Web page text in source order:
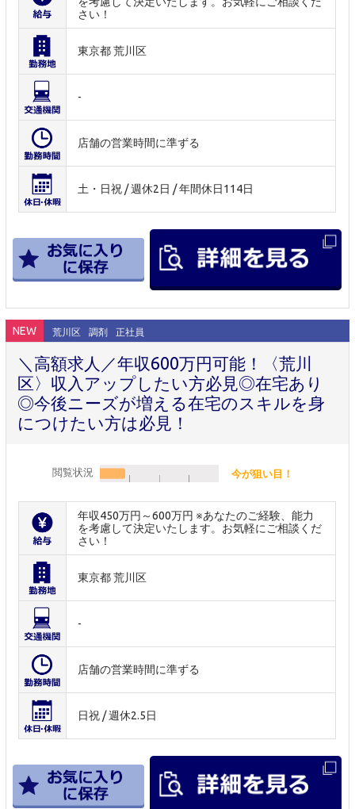
さい！
東京都 荒川区
-
店舗の営業時間に準ずる
土・日祝 / 週休2日 / 年間休日114日
NEW 荒川区 調剤 正社員
＼高額求人／年収600万円可能！〈荒川
区〉収入アップしたい方必見◎在宅あり
◎今後ニーズが増える在宅のスキルを身
につけたい方は必見！
閲覧状況 今が狙い目！
年収450万円～600万円 ※あなたのご経験、能力
を考慮して決定いたします。お気軽にご相談くだ
さい！
東京都 荒川区
-
店舗の営業時間に準ずる
日祝 / 週休2.5日